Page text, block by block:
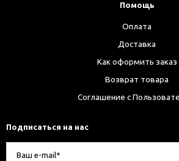
Помощь
Оплата
Доставка
Как оформить заказ
Возврат товара
Соглашение с
Подписаться на нас